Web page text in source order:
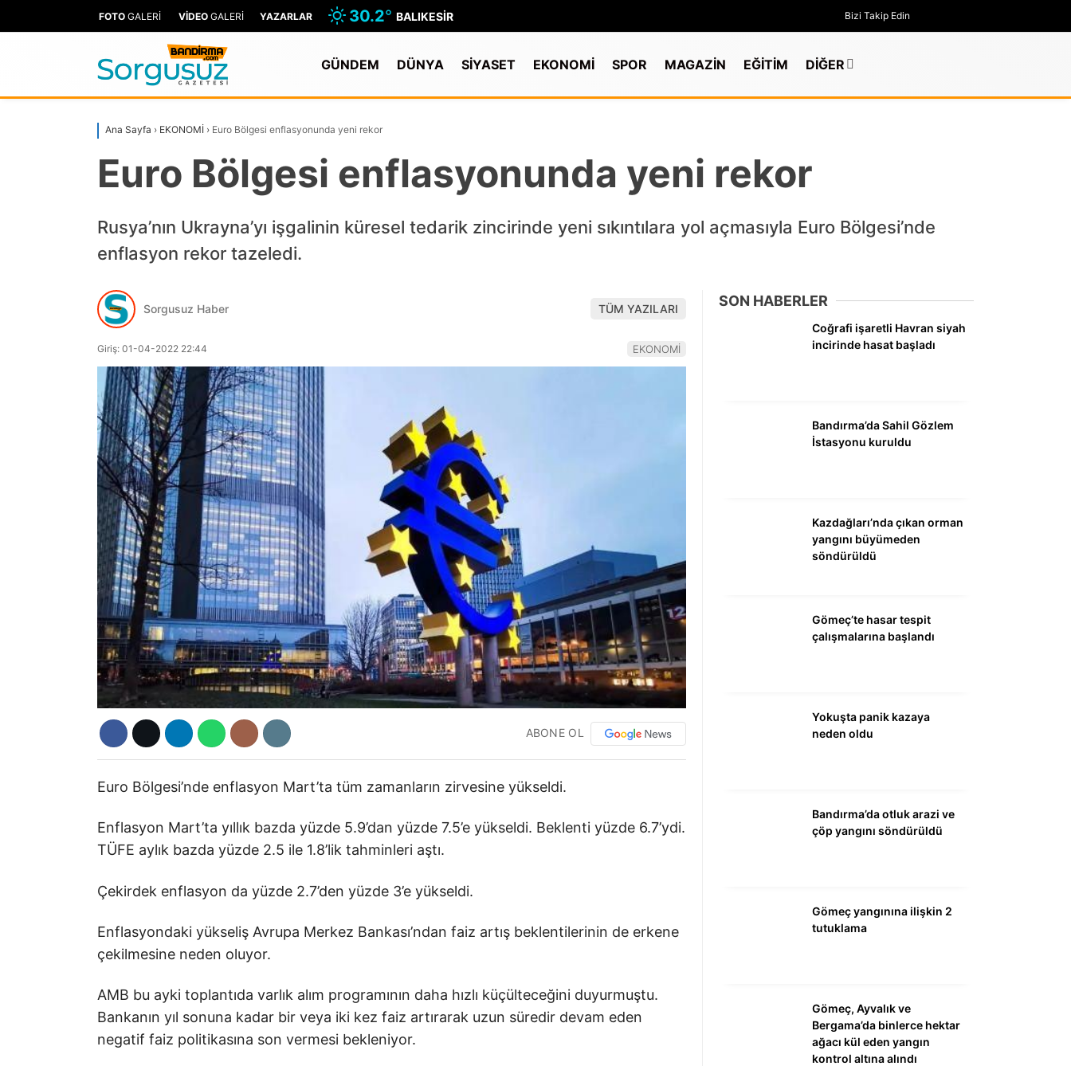
GÜNDEM
EKONOMİ
EĞİTİM
FOTO GALERİ VİDEO GALERİ YAZARLAR 30.2° BALIKESIR Bizi Takip Edin
GÜNDEM DÜNYA SİYASET EKONOMİ SPOR MAGAZİN EĞİTİM DİĞER
Ana Sayfa › EKONOMİ › Euro Bölgesi enflasyonunda yeni rekor
Euro Bölgesi enflasyonunda yeni rekor
Rusya’nın Ukrayna’yı işgalinin küresel tedarik zincirinde yeni sıkıntılara yol açmasıyla Euro Bölgesi’nde
enflasyon rekor tazeledi.
Sorgusuz Haber TÜM YAZILARI
Giriş: 01-04-2022 22:44 EKONOMİ
ABONE OL
Euro Bölgesi’nde enflasyon Mart’ta tüm zamanların zirvesine yükseldi.
Enflasyon Mart’ta yıllık bazda yüzde 5.9’dan yüzde 7.5’e yükseldi. Beklenti yüzde 6.7’ydi.
TÜFE aylık bazda yüzde 2.5 ile 1.8’lik tahminleri aştı.
Çekirdek enflasyon da yüzde 2.7’den yüzde 3’e yükseldi.
Enflasyondaki yükseliş Avrupa Merkez Bankası’ndan faiz artış beklentilerinin de erkene
çekilmesine neden oluyor.
AMB bu ayki toplantıda varlık alım programının daha hızlı küçülteceğini duyurmuştu.
Bankanın yıl sonuna kadar bir veya iki kez faiz artırarak uzun süredir devam eden
negatif faiz politikasına son vermesi bekleniyor.
SON HABERLER
Coğrafi işaretli Havran siyah
incirinde hasat başladı
Bandırma’da Sahil Gözlem
İstasyonu kuruldu
Kazdağları’nda çıkan orman
yangını büyümeden
söndürüldü
Gömeç’te hasar tespit
çalışmalarına başlandı
Yokuşta panik kazaya
neden oldu
Bandırma’da otluk arazi ve
çöp yangını söndürüldü
Gömeç yangınına ilişkin 2
tutuklama
Gömeç, Ayvalık ve
Bergama’da binlerce hektar
ağacı kül eden yangın
kontrol altına alındı